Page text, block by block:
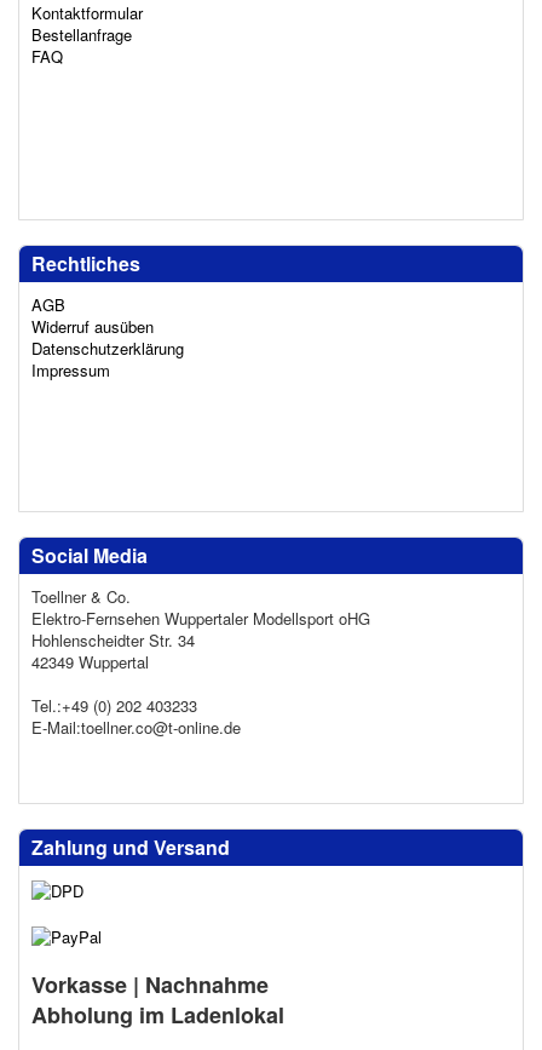
Kontaktformular
Bestellanfrage
FAQ
Rechtliches
AGB
Widerruf ausüben
Datenschutzerklärung
Impressum
Social Media
Toellner & Co.
Elektro-Fernsehen Wuppertaler Modellsport oHG
Hohlenscheidter Str. 34
42349 Wuppertal
Tel.:+49 (0) 202 403233
E-Mail:toellner.co@t-online.de
Zahlung und Versand
Vorkasse | Nachnahme
Abholung im Ladenlokal